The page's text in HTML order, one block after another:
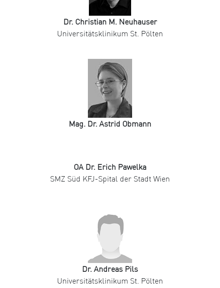
Dr. Christian M. Neuhauser
Universitätsklinikum St. Pölten
Mag. Dr. Astrid Obmann
OA Dr. Erich Pawelka
SMZ Süd KFJ-Spital der Stadt Wien
Dr. Andreas Pils
Universitätsklinikum St. Pölten